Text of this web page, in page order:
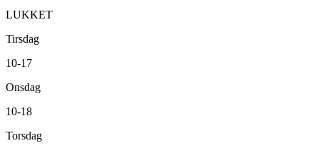
LUKKET
Tirsdag
10-17
Onsdag
10-18
Torsdag